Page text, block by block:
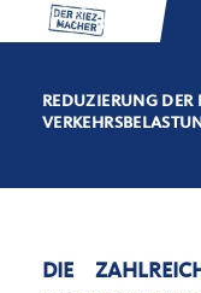
REDUZIERUNG DER
DIE